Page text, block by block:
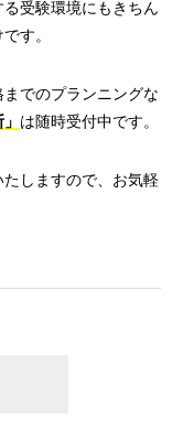
受験環境にもきちん
す。
でのプランニングな
は随時受付中です。
しますので、お気軽